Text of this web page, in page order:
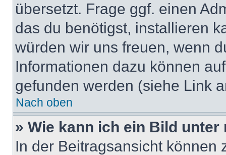
übersetzt. Frage ggf. einen
das du benötigst, installieren
würden wir uns freuen, wenn
Informationen dazu können
gefunden werden (siehe Link
Nach oben
» Wie kann ich ein Bild
In der Beitragsansicht können